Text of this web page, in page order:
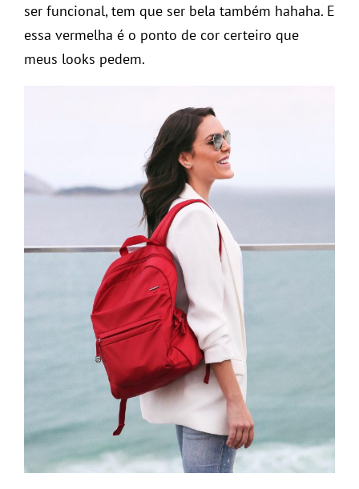
ser funcional, tem que ser bela também hahaha. E
essa vermelha é o ponto de cor certeiro que
meus looks pedem.